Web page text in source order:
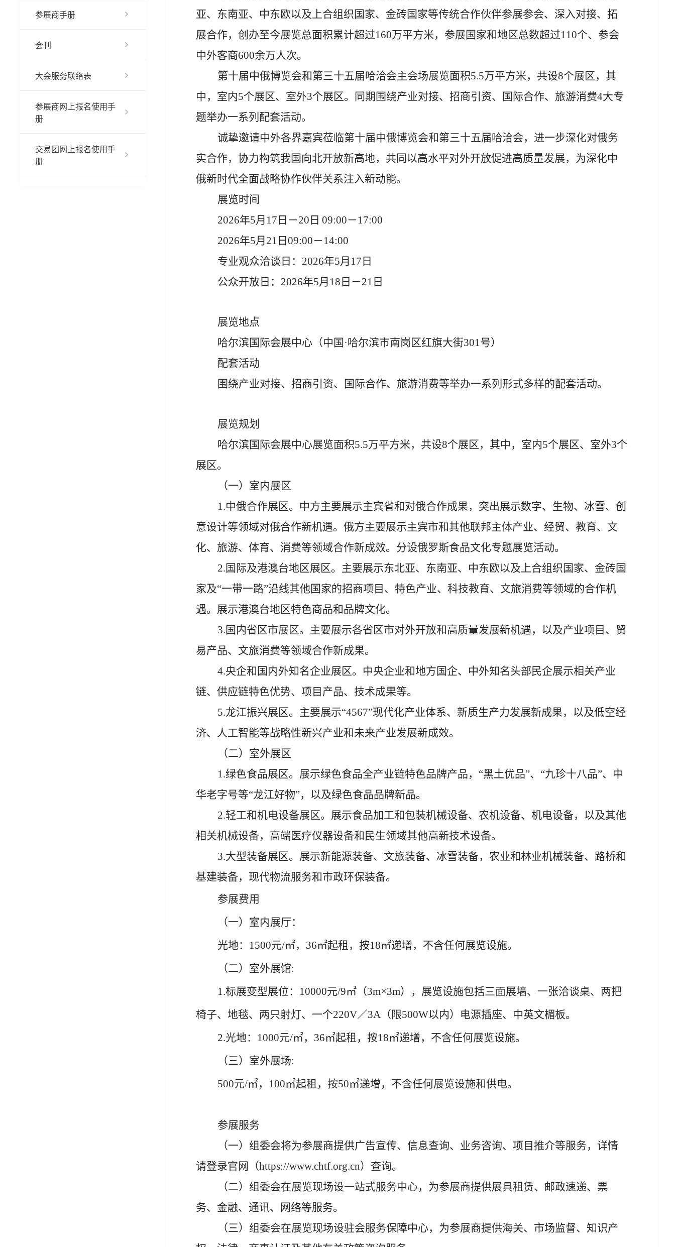
参展商手册
会刊
大会服务联络表
参展商网上报名使用手
册
交易团网上报名使用手
册
亚、东南亚、中东欧以及上合组织国家、金砖国家等传统合作伙伴参展参会、深入对接、拓
展合作， 创办至今展览总面积累计超过160万平方米，参展国家和地区总数超过110个、参会
中外客商600余万人次。
第十届中俄博览会和第三十五届哈洽会主会场展览面积5.5万平方米，共设8个展区，其
中，室内5个展区、室外3个展区。同期围绕产业对接、招商引资、国际合作、旅游消费4大专
题举办一系列配套活动。
诚挚邀请中外各界嘉宾莅临第十届中俄博览会和第三十五届哈洽会，进一步深化对俄务
实合作，协力构筑我国向北开放新高地，共同以高水平对外开放促进高质量发展，为深化中
俄新时代全面战略协作伙伴关系注入新动能。
展览时间
2026年5月 17 日 －20 日 09:00－ 17:00
2026年5月 21 日 09:00－ 14:00
专业观众洽谈日 ： 2026年5月 17 日
公众开放日 ： 2026年5月 18 日 －21 日
展览地点
哈尔滨国际会展中心 （中国 ·哈尔滨市南岗区红旗大街301号）
配套活动
围绕产业对接、招商引资、国际合作、旅游消费等举办一系列形式多样的配套活动。
展览规划
哈尔滨国际会展中心展览面积5.5万平方米，共设8个展区，其中，室内5个展区、室外3个
展区。
（一）室内展区
1.中俄合作展区。中方主要展示主宾省和对俄合作成果，突出展示数字、生物、冰雪、创
意设计等领域对俄合作新机遇。俄方主要展示主宾市和其他联邦主体产业、经贸、教育、文
化、旅游、体育、消费等领域合作新成效。分设俄罗斯食品文化专题展览活动。
2.国际及港澳台地区展区。主要展示东北亚、东南亚、中东欧以及上合组织国家、金砖国
家及“一带一路”沿线其他国家的招商项目、特色产业、科技教育、文旅消费等领域的合作机
遇。展示港澳台地区特色商品和品牌文化。
3.国内省区市展区。主要展示各省区市对外开放和高质量发展新机遇，以及产业项目、贸
易产品、文旅消费等领域合作新成果。
4.央企和国内外知名企业展区。中央企业和地方国企、中外知名头部民企展示相关产业
链、供应链特色优势、项目产品、技术成果等。
5.龙江振兴展区。主要展示“4567”现代化产业体系、新质生产力发展新成果，以及低空经
济、人工智能等战略性新兴产业和未来产业发展新成效。
（二）室外展区
1.绿色食品展区。展示绿色食品全产业链特色品牌产品， “黑土优品”、 “九珍十八品”、中
华老字号等“龙江好物”，以及绿色食品品牌新品。
2.轻工和机电设备展区。展示食品加工和包装机械设备、农机设备、机电设备，以及其他
相关机械设备，高端医疗仪器设备和民生领域其他高新技术设备。
3.大型装备展区。展示新能源装备、文旅装备、冰雪装备，农业和林业机械装备、路桥和
基建装备，现代物流服务和市政环保装备。
参展费用
（一） 室内展厅：
光地： 1500元/㎡， 36㎡起租 ， 按18㎡递增，不含任何展览设施。
（二） 室外展馆:
1.标展变型展位： 10000元/9㎡（3m×3m），展览设施包括三面展墙、一张洽谈桌、 两把
椅子、 地毯、 两只射灯、一个220V／3A （限500W以内）电源插座、中英文楣板。
2.光地： 1000元/㎡， 36㎡起租 ，按18㎡递增，不含任何展览设施。
（三） 室外展场:
500元/㎡， 100㎡起租 ，按50㎡递增 ， 不含任何展览设施和供电。
参展服务
（一） 组委会将为参展商提供广告宣传、信息查询、 业务咨询、项目推介等服务，详情
请登录官网
（https://www.chtf.org.cn） 查询。
（二） 组委会在展览现场设一站式服务中心， 为参展商提供展具租赁、邮政速递、票
务、 金融、通讯、网络等服务。
（三） 组委会在展览现场设驻会服务保障中心，为参展商提供海关、市场监督、知识产